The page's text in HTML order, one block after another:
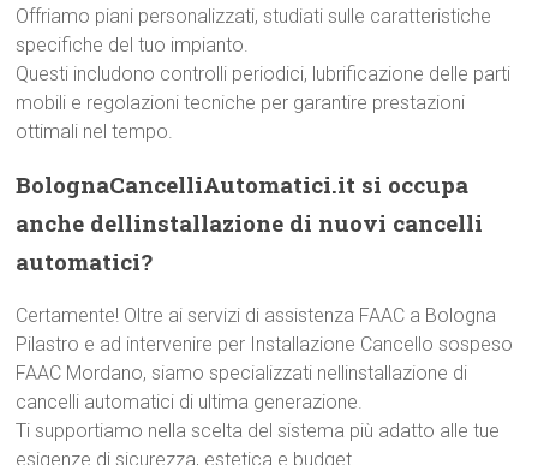
Offriamo piani personalizzati, studiati sulle caratteristiche
specifiche del tuo impianto.
Questi includono controlli periodici, lubrificazione delle parti
mobili e regolazioni tecniche per garantire prestazioni
ottimali nel tempo.
BolognaCancelliAutomatici.it si occupa
anche dellinstallazione di nuovi cancelli
automatici?
Certamente! Oltre ai servizi di assistenza FAAC a Bologna
Pilastro e ad intervenire per Installazione Cancello sospeso
FAAC Mordano, siamo specializzati nellinstallazione di
cancelli automatici di ultima generazione.
Ti supportiamo nella scelta del sistema più adatto alle tue
esigenze di sicurezza, estetica e budget.